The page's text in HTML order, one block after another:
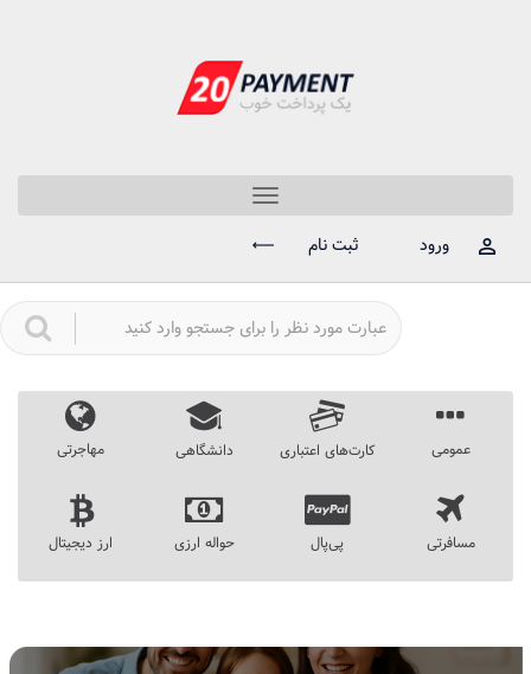
Toggle
navigation
ورود
ثبت نام
عمومی کارت‌های اعتباری دانشگاهی مهاجرتی
مسافرتی پی‌پال حواله ارزی ارز دیجیتال